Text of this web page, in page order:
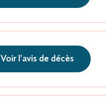
Voir l'avis de décès